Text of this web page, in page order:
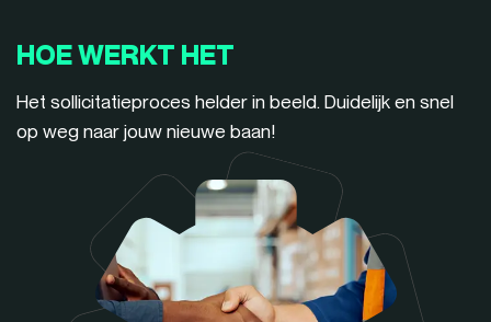
HOE WERKT HET
Het sollicitatieproces helder in beeld. Duidelijk en snel
op weg naar jouw nieuwe baan!